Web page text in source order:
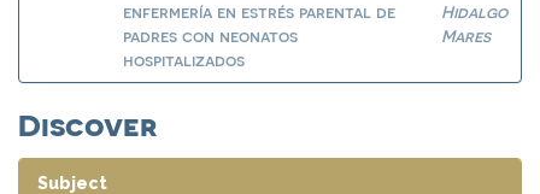
enfermería en estrés parental de
padres con neonatos
hospitalizados
Hidalgo
Mares
Discover
Subject